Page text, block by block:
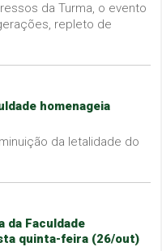
da Turma, o evento
repleto de
homenageia
da letalidade do
da Faculdade
quinta-feira (26/out)